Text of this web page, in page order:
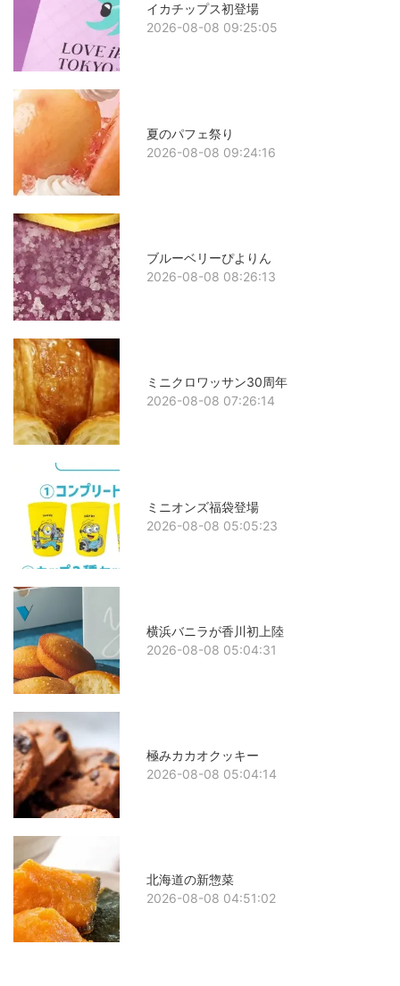
イカチップス初登場
2026-08-08 09:25:05
夏のパフェ祭り
2026-08-08 09:24:16
ブルーベリーぴよりん
2026-08-08 08:26:13
ミニクロワッサン30周年
2026-08-08 07:26:14
ミニオンズ福袋登場
2026-08-08 05:05:23
横浜バニラが香川初上陸
2026-08-08 05:04:31
極みカカオクッキー
2026-08-08 05:04:14
北海道の新惣菜
2026-08-08 04:51:02